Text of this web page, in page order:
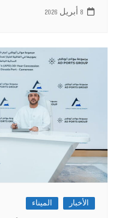
8 أبريل 2026
الأخبار الميناء